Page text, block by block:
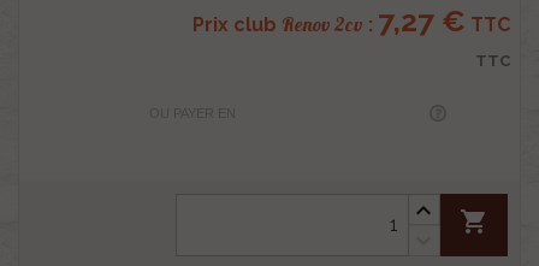
Prix club Renov 2cv : 7,27 € TTC
TTC
OU PAYER EN
shopping_cart